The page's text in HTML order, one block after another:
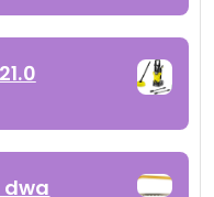
dwa